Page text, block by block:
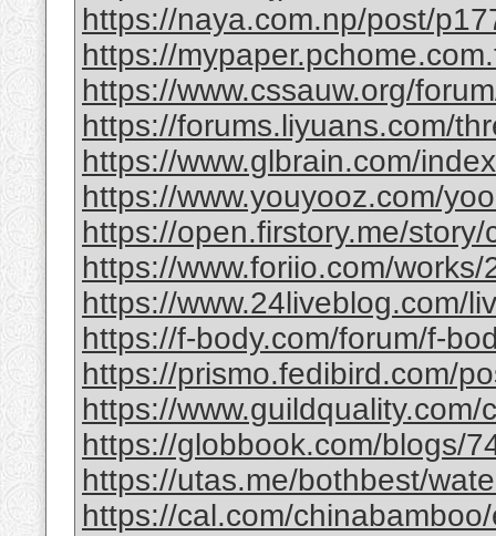
https://naya.com.np/post/
https://
https://www.cssauw.org/
https://forums.liyuans.com/
https://www.glbrain.com/
https://www.youyooz.com/
https://open.firstory.me/
https://www.foriio.com/
https://www.24liveblog.com/
https://f-body.com/forum/f-
https://prismo.fedibird.com/
https://
https://globbook.com/blogs/
https://utas.me/bothbest/
https://cal.com/